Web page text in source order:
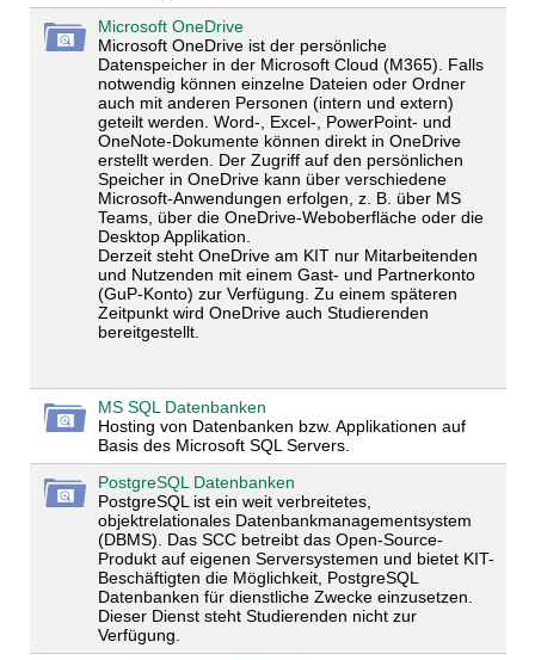
Microsoft OneDrive
Microsoft OneDrive ist der persönliche
Datenspeicher in der Microsoft Cloud (M365). Falls
notwendig können einzelne Dateien oder Ordner
auch mit anderen Personen (intern und extern)
geteilt werden. Word-, Excel-, PowerPoint- und
OneNote-Dokumente können direkt in OneDrive
erstellt werden. Der Zugriff auf den persönlichen
Speicher in OneDrive kann über verschiedene
Microsoft-Anwendungen erfolgen, z. B. über MS
Teams, über die OneDrive-Weboberfläche oder die
Desktop Applikation.
Derzeit steht OneDrive am KIT nur Mitarbeitenden
und Nutzenden mit einem Gast- und Partnerkonto
(GuP-Konto) zur Verfügung. Zu einem späteren
Zeitpunkt wird OneDrive auch Studierenden
bereitgestellt.
MS SQL Datenbanken
Hosting von Datenbanken bzw. Applikationen auf
Basis des Microsoft SQL Servers.
PostgreSQL Datenbanken
PostgreSQL ist ein weit verbreitetes,
objektrelationales Datenbankmanagementsystem
(DBMS). Das SCC betreibt das Open-Source-
Produkt auf eigenen Serversystemen und bietet KIT-
Beschäftigten die Möglichkeit, PostgreSQL
Datenbanken für dienstliche Zwecke einzusetzen.
Dieser Dienst steht Studierenden nicht zur
Verfügung.